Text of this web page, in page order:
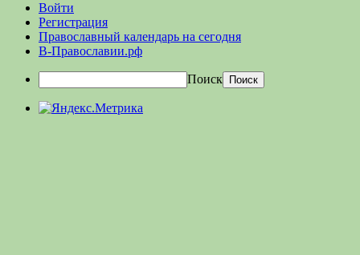
Войти
Регистрация
Православный календарь на сегодня
В-Православии.рф
Поиск